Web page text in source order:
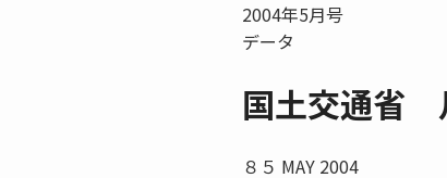
2004年5月号
データ
国土交通省
８５ MAY 2004 特別積合せトラック 一般トラック 宅配貨物取扱個数 原数値 前年同期 前年同期 原数値 前年同期 （月）比 （月）比 （月）比 千トン ％ （平均）％ 千個 ％ 15年8月 5,469 2.1 1.3 210,699 4.015年9月 6,052 8.2 1.7 218,520 2.415年10月 6,592 7.8 1.3 221,518 4.615年11月 6,050 △0.1 △3.1 229,904 △1.015年12月 7,347 9.3 0.9 341,421 2.4資料出所 トラック輸送情報（特別積合せトラック２６社、一般（特別積合せを除く）トラック約１１００社及び宅配貨物取扱２０社） ＪＲ貨物会社（合計） ＪＲ貨物会社（車扱） ＪＲ貨物会社（コンテナ） 原数値 前年同期 原数値 前年同期 原数値 前年同期 （月）比 （季調済） （月）比 （月）比 千トン ％ 千トン ％ 千トン ％ 15年8月 2,752 △5.7 1,109 △14.7 1,643 1.615年9月 3,072 △2.1 1,168 △14.5 1,904 7.415年10月 3,467 0.5 1,365 △10.1 2,101 8.815年11月 3,282 △7.4 1,354 △19.2 1,928 3.115年12月 ■ 3,663 △0.4 ■ 1,679 △8.8 ■ 1,984 8.016年1月 ● 3,172 1.7 ● 1,559 △2.8 ● 1,613 6.5資料出所 日本貨物